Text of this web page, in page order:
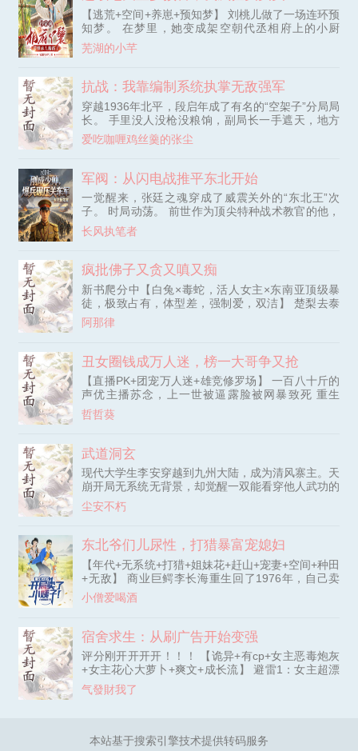
【逃荒+空间+养崽+预知梦】 刘桃儿做了一场连环预
知梦。 在梦里，她变成架空朝代丞相府上的小厨
娘。 虽然地位低，但是她很得老夫人的眼缘，专门
负责老夫人和小公子的饮食。 突然间。 主家遭流
进她怀里： “带他活下去…” 梦中，她饿死在流放
路，就连小公子也被冻死在荒山。 刘桃儿在这样的
噩梦里一次次惊醒，惊醒后竟然意外觉醒了灵泉空
间。 于是她开始疯狂囤货。 菜市，商超，网购，花
光积蓄买买买。 现代东西有啥就买啥！ 主打一个囤
遇到灾年。 糟糕，两人只有一起逃荒，逃荒路上又
遭遇天灾，幸亏她有随身空间。 到了流放地。 主家
直接跪下了： 恩人啊，恩人啊，幸亏有你啊！ 刘桃
儿： 任务完成，我要走了。 结果………
芜湖的小芊
抗战：我靠编制系统执掌无敌强军
穿越1936年北平，段启年成了有名的“空架子”分局局
长。 手里没人没枪没粮饷，副局长一手遮天，地方
势力横行。 意外激活编制系统，官职越高，能调动
的人手和物资越充足。 他发足饷银收拢人心，整顿
步步成为守护一方的坚实力量。 标签：穿越、系
统、民国、热血、成长、守护
爱吃咖喱鸡丝羹的张尘
军阀：从闪电战推平东北开始
一觉醒来，张廷之魂穿成了威震关外的“东北王”次
子。 时局动荡。 前世作为顶尖特种战术教官的他，
不甘心看着大好河山沦丧。 开局拒绝当纨绔，直接
在大帅面前立下军令状，拉起一支独立师！组建一只
长风执笔者
疯批佛子又贪又嗔又痴
新书爬分中【白兔×毒蛇，活人女主×东南亚顶级暴
徒，极致占有，体型差，强制爱，双洁】 楚梨去泰
兰取亲爹骨灰，到了才发现是被亲爹卖了抵债。 她
逃到村庄，被一个年轻英俊、满身刺符的僧人救了。
却发现这是个妖僧。 昨夜追她的打手已经成了骨
灰。 她完了。 - 宋赞是泰兰地下世界的新王。 父亲
死后，为了遵守泰兰孝道，他出家三个月，却在还俗
前最后一天破了戒。 “你破
阿那律
丑女圈钱成万人迷，榜一大哥争又抢
【直播PK+团宠万人迷+雄竞修罗场】 一百八十斤的
声优主播苏念，上一世被逼露脸被网暴致死 重生
后，她绑定了美颜系统 系统：【圈钱变美哦，亲~】
苏念：来都来了，那就圈吧 清冷舒缓的声线瞬着网
惊艳，瞬间顶上热点榜一，路过的狗都情不自禁想进
来看两眼。 榜单PK，大哥们淡然出手。 工会之争，
大哥们刷到断层榜一！ 一人大战百人团，开播刷到
下播礼物光效满屏！
哲哲葵
武道洞玄
现代大学生李安穿越到九州大陆，成为清风寨主。天
崩开局无系统无背景，却觉醒一双能看穿他人武功的
神奇眼睛。面对三大王朝争霸、宗门林立、皇室与江
湖的乱世，他凭借现代智慧与武道天赋，从一介山匪
尘安不朽
东北爷们儿尿性，打猎暴富宠媳妇
【年代+无系统+打猎+姐妹花+赶山+宠妻+空间+种田
+无敌】 商业巨鳄李长海重生回了1976年，自己卖
掉小姨子，逼得老婆上吊自尽的那一天！ 重活一
世，他发誓一定要扭转命运，弥补上一世的遗憾，加
长海开始进山挖参，顺便搞点儿蝲蛄、雪蛤、野鸡等
小动物打打牙祭。 杀野猪，斩恶狼，斗一斗熊瞎
子；围野兔，驯猞猁，熬一熬金脖雕！ 捕獾子，擒
紫貂，战一战东北虎；追狍子，寻松鼠，护一护梅花
鹿！ 驱刺猬，猎麝獐，搏一搏金钱豹；赶田鼠，擒
老婆孩子热炕头！
小僧爱喝酒
宿舍求生：从刷广告开始变强
评分刚开开开开！！！ 【诡异+有cp+女主恶毒炮灰
+女主花心大萝卜+爽文+成长流】 避雷1：女主超漂
亮，阴暗妒强，一心要当天龙人 避雷2：男主超纯起
点龙傲天风，巨强巨黑巨装，巨容易破防。 避雷3：
临，全民躺平求生 。 在这里，夜晚必须躺在床上睡
气發財我了
本站基于搜索引擎技术提供转码服务